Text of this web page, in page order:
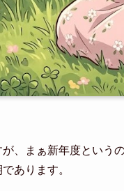
、まぁ新年度という
あります。